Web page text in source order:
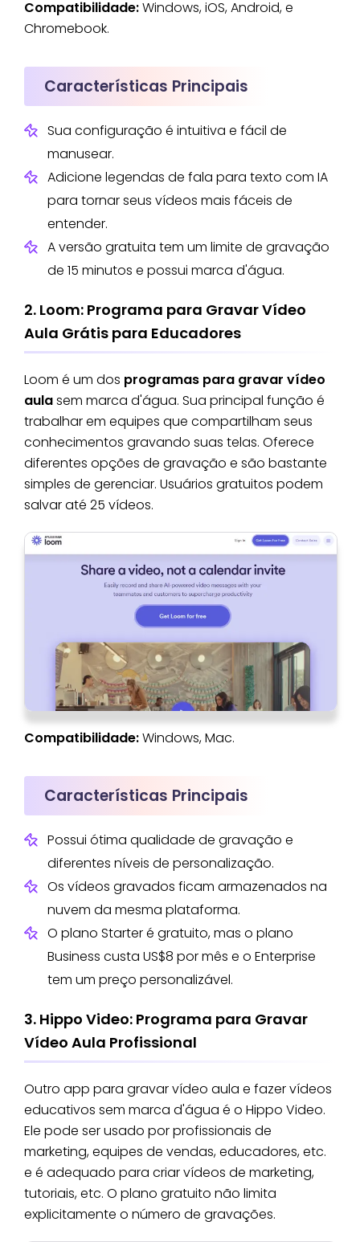
Compatibilidade:Windows, iOS, Android, e
Chromebook.
Características Principais
Sua configuração é intuitiva e fácil de
manusear.
Adicione legendas de fala para texto com IA
para tornar seus vídeos mais fáceis de
entender.
A versão gratuita tem um limite de gravação
de 15 minutos e possui marca d'água.
2. Loom: Programa para Gravar Vídeo
Aula Grátis para Educadores
Loom é um dos programas para gravar vídeo
aulasem marca d'água. Sua principal função é
trabalhar em equipes que compartilham seus
conhecimentos gravando suas telas. Oferece
diferentes opções de gravação e são bastante
simples de gerenciar. Usuários gratuitos podem
salvar até 25 vídeos.
Compatibilidade:Windows, Mac.
Características Principais
Possui ótima qualidade de gravação e
diferentes níveis de personalização.
Os vídeos gravados ficam armazenados na
nuvem da mesma plataforma.
O plano Starter é gratuito, mas o plano
Business custa US$8 por mês e o Enterprise
tem um preço personalizável.
3. Hippo Video: Programa para Gravar
Vídeo Aula Profissional
Outro app para gravar vídeo aula e fazer vídeos
educativos sem marca d'água é o Hippo Video.
Ele pode ser usado por profissionais de
marketing, equipes de vendas, educadores, etc.
e é adequado para criar vídeos de marketing,
tutoriais, etc. O plano gratuito não limita
explicitamente o número de gravações.